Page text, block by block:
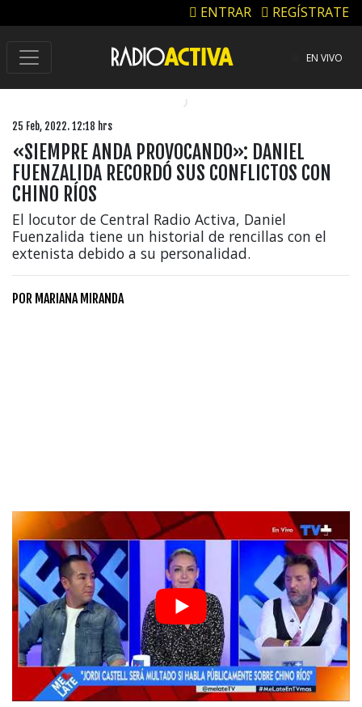
ENTRAR REGÍSTRATE
EN VIVO
25 Feb, 2022. 12:18 hrs
«SIEMPRE ANDA PROVOCANDO»: DANIEL
FUENZALIDA RECORDÓ SUS CONFLICTOS CON
CHINO RÍOS
El locutor de Central Radio Activa, Daniel
Fuenzalida tiene un historial de rencillas con el
extenista debido a su personalidad.
POR MARIANA MIRANDA